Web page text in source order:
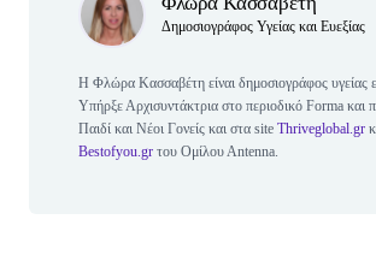
Δημοσιογράφος Υγείας και Ευεξίας
Η Φλώρα Κασσαβέτη είναι δημοσιογράφος υγείας
Υπήρξε Αρχισυντάκτρια στο περιοδικό Forma και
Παιδί και Νέοι Γονείς και στα siteΤhriveglobal.gr
Bestofyou.gr του Ομίλου Αntenna.